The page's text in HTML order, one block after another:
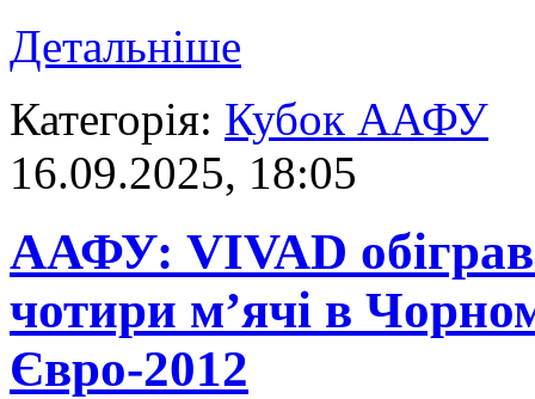
Детальніше
Категорія: Кубок ААФУ
16.09.2025, 18:05
ААФУ: VIVAD обіграв
чотири м’ячі в
Євро-2012